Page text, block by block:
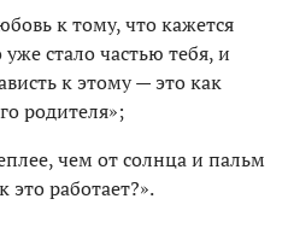
к тому, что кажется
стало частью тебя, и
к этому — это как
родителя»;
чем от солнца и пальм
это работает?».